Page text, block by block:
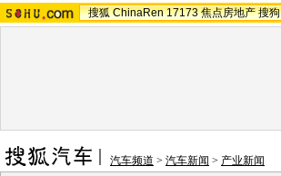
搜狐 ChinaRen 17173 焦点房地产 搜狗
汽车频道 > 汽车新闻 > 产业新闻